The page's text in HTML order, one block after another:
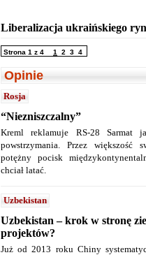
Liberalizacja ukraińskiego
Strona 1 z 4 1 2 3 4
Opinie
Rosja
“Niezniszczalny”
Kreml reklamuje RS-28 Sarmat
powstrzymania. Przez większość
potężny pocisk
chciał latać.
Uzbekistan
Uzbekistan – krok w stronę
projektów?
Już od 2013 roku Chiny